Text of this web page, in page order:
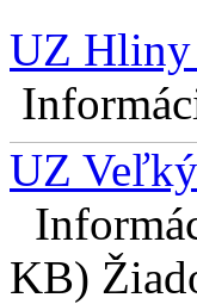
UZ Hliny
UZ
KB)